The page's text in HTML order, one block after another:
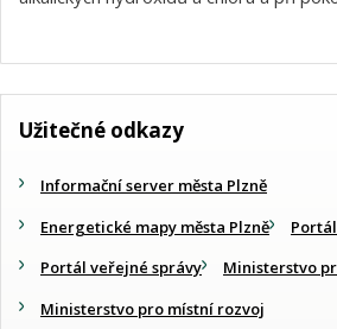
Užitečné odkazy
Informační server města Plzně
Energetické mapy města Plzně
Portál veřejné správy
Ministerstvo
Ministerstvo pro místní rozvoj